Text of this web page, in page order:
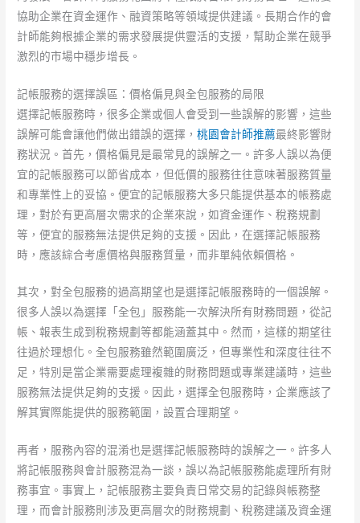
協助企業在資金運作、融資策略等領域提供建議。長期合作的會
計師能夠根據企業的需求發展提供靈活的支援，幫助企業在競爭
激烈的市場中穩步增長。
記帳服務的選擇誤區：價格偏見與全包服務的局限
選擇記帳服務時，很多企業或個人會受到一些誤解的影響，這些
誤解可能會讓他們做出錯誤的選擇，桃園會計師推薦最終影響財
務狀況。首先，價格偏見是最常見的誤解之一。許多人誤以為便
宜的記帳服務可以節省成本，但低價的服務往往意味著服務質量
和專業性上的妥協。便宜的記帳服務大多只能提供基本的帳務處
理，對於有更高層次需求的企業來說，如資金運作、稅務規劃
等，便宜的服務無法提供足夠的支援。因此，在選擇記帳服務
時，應該綜合考慮價格與服務質量，而非單純依賴價格。
其次，對全包服務的過高期望也是選擇記帳服務時的一個誤解。
很多人誤以為選擇「全包」服務能一次解決所有財務問題，從記
帳、報表生成到稅務規劃等都能涵蓋其中。然而，這樣的期望往
往過於理想化。全包服務雖然範圍廣泛，但專業性和深度往往不
足，特別是當企業需要處理複雜的財務問題或專業建議時，這些
服務無法提供足夠的支援。因此，選擇全包服務時，企業應該了
解其實際能提供的服務範圍，設置合理期望。
再者，服務內容的混淆也是選擇記帳服務時的誤解之一。許多人
將記帳服務與會計服務混為一談，誤以為記帳服務能處理所有財
務事宜。事實上，記帳服務主要負責日常交易的記錄與帳務整
理，而會計服務則涉及更高層次的財務規劃、稅務建議及資金運